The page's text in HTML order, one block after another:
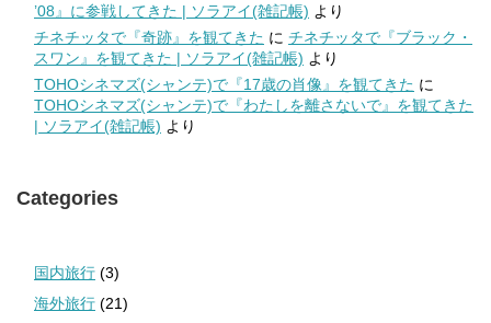
’08』に参戦してきた | ソラアイ(雑記帳) より
チネチッタで『奇跡』を観てきた に チネチッタで『ブラック・
スワン』を観てきた | ソラアイ(雑記帳) より
TOHOシネマズ(シャンテ)で『17歳の肖像』を観てきた に
TOHOシネマズ(シャンテ)で『わたしを離さないで』を観てきた
| ソラアイ(雑記帳) より
Categories
国内旅行 (3)
海外旅行 (21)